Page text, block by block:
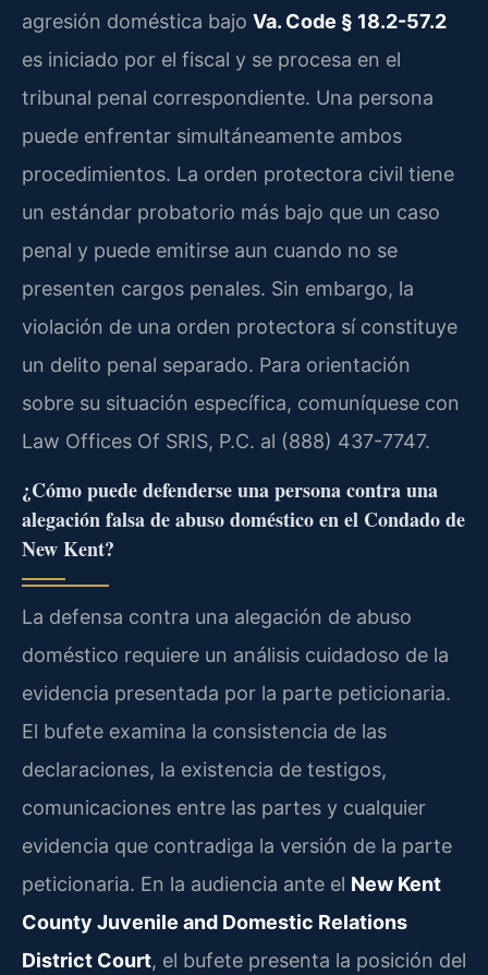
agresión doméstica bajo Va. Code § 18.2-57.2
es iniciado por el fiscal y se procesa en el
tribunal penal correspondiente. Una persona
puede enfrentar simultáneamente ambos
procedimientos. La orden protectora civil tiene
un estándar probatorio más bajo que un caso
penal y puede emitirse aun cuando no se
presenten cargos penales. Sin embargo, la
violación de una orden protectora sí constituye
un delito penal separado. Para orientación
sobre su situación específica, comuníquese con
Law Offices Of SRIS, P.C. al (888) 437-7747.
¿Cómo puede defenderse una persona contra una
alegación falsa de abuso doméstico en el Condado de
New Kent?
La defensa contra una alegación de abuso
doméstico requiere un análisis cuidadoso de la
evidencia presentada por la parte peticionaria.
El bufete examina la consistencia de las
declaraciones, la existencia de testigos,
comunicaciones entre las partes y cualquier
evidencia que contradiga la versión de la parte
peticionaria. En la audiencia ante el New Kent
County Juvenile and Domestic Relations
District Court, el bufete presenta la posición del